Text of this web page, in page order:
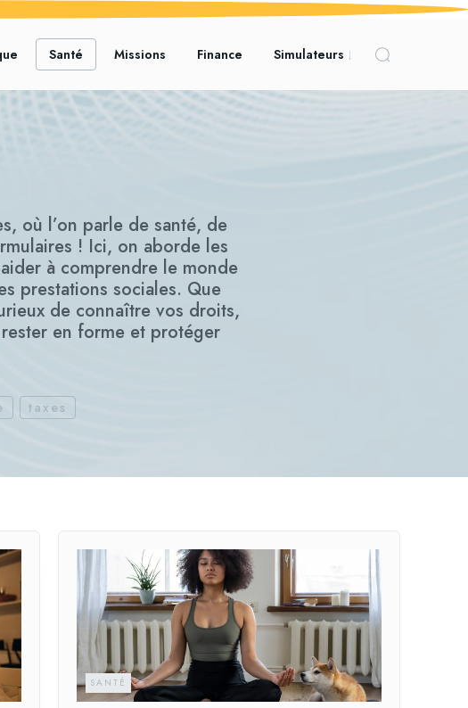
Santé Missions Finance Simulateurs
où l’on parle de santé, de
! Ici, on aborde les
à comprendre le monde
prestations sociales. Que
de connaître vos droits,
en forme et protéger
taxes
SANTÉ